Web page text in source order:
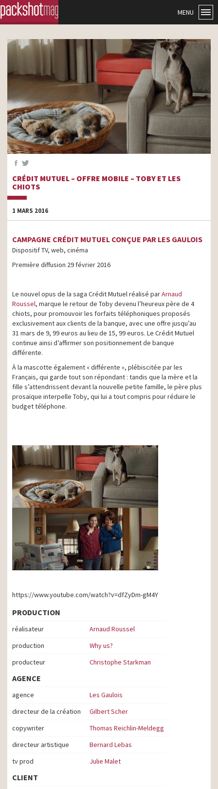
MENU
CRÉDIT MUTUEL – OFFRE MOBILE – TOBY ET LES
CHIOTS
1 MARS 2016
CAMPAGNE CRÉDIT MUTUEL CONÇUE PAR LES GAULOIS
Dispositif TV, web, cinéma
Première diffusion 29 février 2016
Le nouvel opus de la saga Crédit Mutuel réalisé parArnaud
Roussel, marque le retour de Toby devenu l’heureux père de 4
chiots, pour promouvoir les forfaits téléphoniques proposés
exclusivement aux clients de la banque, avec une offre jusqu’au
31 mars de 9, 99 euros au lieu de 15, 99 euros. Le Crédit Mutuel
continue ainsi d’affirmer son positionnement de banque
différente.
À la mascotte également « différente », plébiscitée par les
Français, qui garde tout son répondant : tandis que la mère et la
fille s’attendrissent devant la nouvelle petite famille, le père plus
prosaïque interpelle Toby, qui lui a tout compris pour réduire le
budget téléphone.
https://www.youtube.com/watch?v=dfZyDm-gM4Y
PRODUCTION
réalisateur
Arnaud Roussel
production
Why us?
producteur
Christophe Starkman
AGENCE
agence
Les Gaulois
directeur de la création
Gilbert Scher
copywriter
Thomas Reichlin-Meldegg
directeur artistique
Bernard Lebas
tv prod
Julie Malet
CLIENT